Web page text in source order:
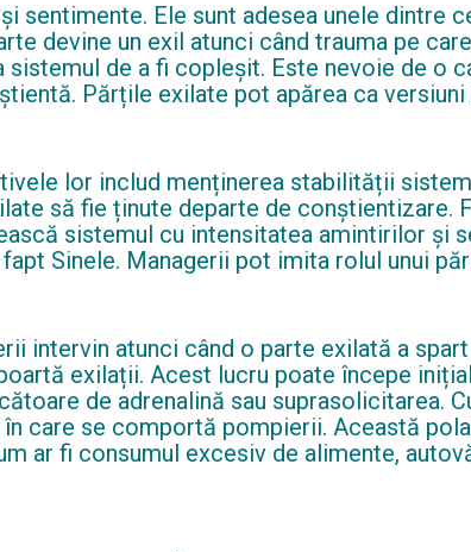
Ele sunt adesea unele dintre
devine un exil atunci când trauma pe
de a fi copleșit. Este nevoie de o
Părțile exilate pot apărea ca
lor includ menținerea stabilității
să fie ținute departe de conștientizare.
sistemul cu intensitatea amintirilor și
Sinele. Managerii pot imita rolul unui
intervin atunci când o parte exilată a
exilații. Acest lucru poate începe
de adrenalină sau suprasolicitarea.
care se comportă pompierii. Această
ar fi consumul excesiv de alimente,